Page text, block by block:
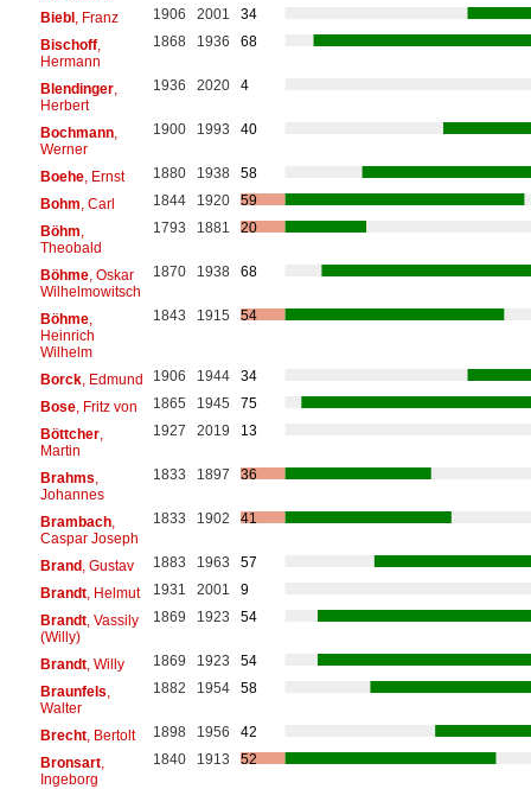
Biebl, Franz 1906 2001
34
Bischoff,
Hermann
1868 1936 68
Blendinger,
Herbert
1936 2020 4
Bochmann,
Werner
1900 1993 40
Boehe, Ernst 1880 1938
58
Bohm , Carl 1844 1920
59
Böhm
Theobald
1793 1881 20
Böhme, Oskar
Wilhelmowitsch
1870 1938 68
Böhme,
Heinrich
Wilhelm
1843 1915 54
Borck, Edmund 1906 1944
34
Bose, Fritz von 1865 1945
75
Böttcher,
Martin
1927 2019 13
Brahms
Johannes
1833 1897 36
Brambach,
Caspar Joseph
1833 1902 41
Brand, Gustav 1883 1963
57
Brandt, Helmut 1931 2001
9
Brandt, Vassily
(Willy)
1869 1923 54
Brandt, Willy 1869 1923
54
Braunfels
Walter
1882 1954 58
Brecht, Bertolt 1898 1956
42
Bronsart,
Ingeborg
1840 1913 52